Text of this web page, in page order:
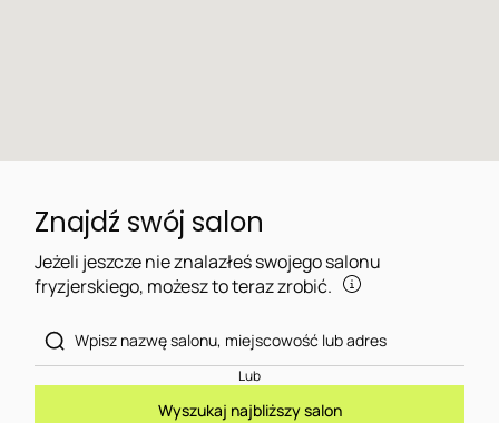
Znajdź swój salon
Jeżeli jeszcze nie znalazłeś swojego salonu
fryzjerskiego, możesz to teraz zrobić.
Lub
Wyszukaj najbliższy salon